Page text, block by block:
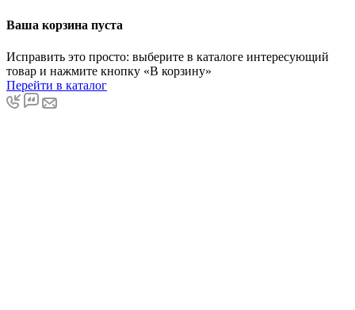
Ваша корзина пуста
Исправить это просто: выберите в каталоге интересующий
товар и нажмите кнопку «В корзину»
Перейти в каталог